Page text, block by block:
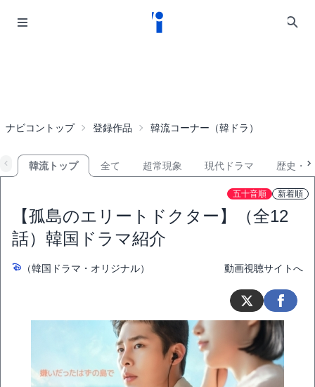
ナビコントップ 登録作品 韓流コーナー（韓ドラ）
韓流トップ 全て 超常現象 現代ドラマ 歴史・
五十音順 新着順
【孤島のエリートドクター】（全12
話）韓国ドラマ紹介
（韓国ドラマ・オリジナル） 動画視聴サイトへ